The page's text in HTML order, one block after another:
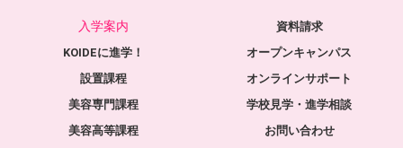
入学案内
KOIDEに進学！
設置課程
美容専門課程
美容高等課程
資料請求
オープンキャンパス
オンラインサポート
学校見学・進学相談
お問い合わせ